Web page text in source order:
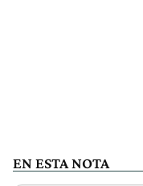
EN ESTA NOTA